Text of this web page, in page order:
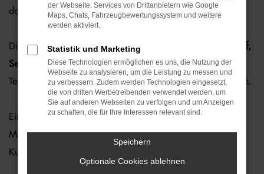
das im Rahmen des DFB-Pokalfinales in Berlin!
Diese Auszeichnung steht fürerstklassige Leistung in Verkauf,
Service und Kundenzufriedenheit– und sie zeigt: Unsere
Teams geben täglich alles für unsere Kundinnen und Kunden.
Ein großes Dankeschön an unsere Mitarbeiterinnen und
Mitarbeiter für ihren Einsatz – und an unsere treuen
Kundinnen und Kunden für das Vertrauen!
der Webseite. Services von Drittanbietern wie Google
Maps, Chats, Fahrzeugbewertungssystem und weitere
werden aktiviert.
Statistik und Marketing
Diese Technologien ermöglichen es uns, die Nutzung der
Webseite zu analysieren, um die Leistung zu messen und
zu verbessern. Zudem werden Technologien eingesetzt,
die von dritten Werbetreibenden verwendet werden, um
Sie auf anderen Webseiten zu verfolgen und um Anzeigen
zu schalten, die für Ihre Interessen relevant sind.
Speichern
Optionale Cookies ablehnen